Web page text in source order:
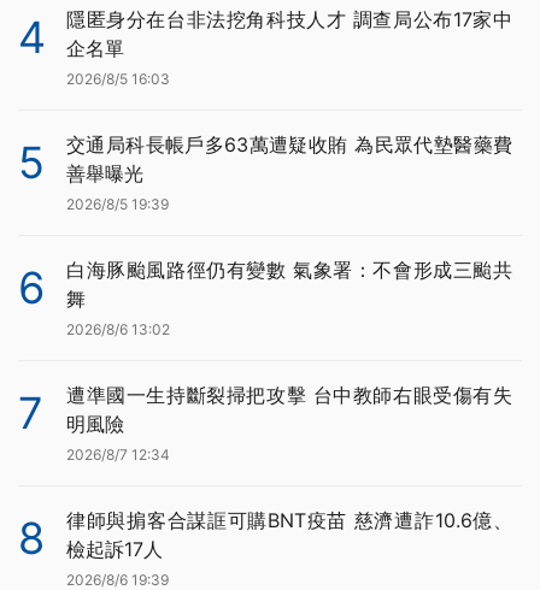
4
隱匿身分在台非法挖角科技人才 調查局公布17家中
企名單
2026/8/5 16:03
5
交通局科長帳戶多63萬遭疑收賄 為民眾代墊醫藥費
善舉曝光
2026/8/5 19:39
6
白海豚颱風路徑仍有變數 氣象署：不會形成三颱共
舞
2026/8/6 13:02
7
遭準國一生持斷裂掃把攻擊 台中教師右眼受傷有失
明風險
2026/8/7 12:34
8
律師與掮客合謀誆可購BNT疫苗 慈濟遭詐10.6億、
檢起訴17人
2026/8/6 19:39